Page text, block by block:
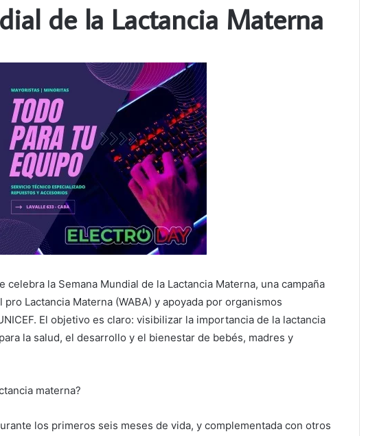
de la Lactancia Materna
celebra la Semana Mundial de la Lactancia Materna, una campaña
Lactancia Materna (WABA) y apoyada por organismos
El objetivo es claro: visibilizar la importancia de la lactancia
la salud, el desarrollo y el bienestar de bebés, madres y
materna?
los primeros seis meses de vida, y complementada con otros